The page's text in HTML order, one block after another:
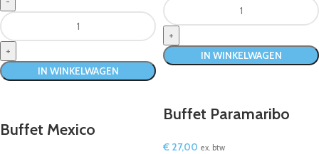
IN WINKELWAGEN
IN WINKELWAGEN
Buffet Mexico
Buffet Paramaribo
€ 27,00 ex. btw